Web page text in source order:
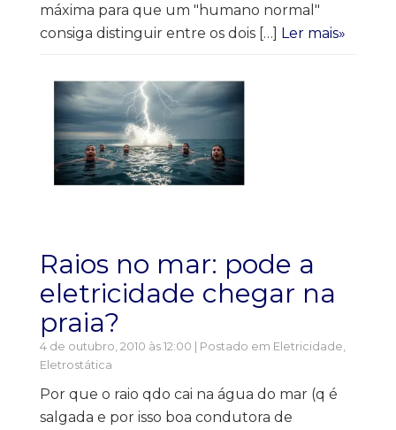
máxima para que um "humano normal"
consiga distinguir entre os dois […] Ler mais»
Raios no mar: pode a
eletricidade chegar na
praia?
4 de outubro, 2010 às 12:00 | Postado em Eletricidade
Eletrostática
Por que o raio qdo cai na água do mar (q é
salgada e por isso boa condutora de